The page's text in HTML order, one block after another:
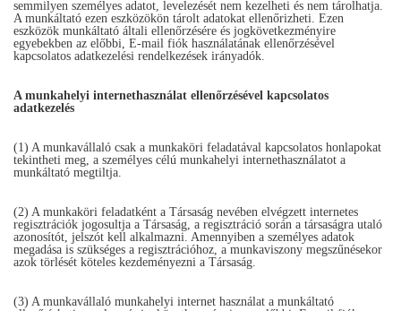
semmilyen személyes adatot, levelezését nem kezelheti és nem tárolhatja.
A munkáltató ezen eszközökön tárolt adatokat ellenőrizheti. Ezen
eszközök munkáltató általi ellenőrzésére és jogkövetkezményire
egyebekben az előbbi, E-mail fiók használatának ellenőrzésével
kapcsolatos adatkezelési rendelkezések irányadók.
A munkahelyi internethasználat ellenőrzésével kapcsolatos
adatkezelés
(1) A munkavállaló csak a munkaköri feladatával kapcsolatos honlapokat
tekintheti meg, a személyes célú munkahelyi internethasználatot a
munkáltató megtiltja.
(2) A munkaköri feladatként a Társaság nevében elvégzett internetes
regisztrációk jogosultja a Társaság, a regisztráció során a társaságra utaló
azonosítót, jelszót kell alkalmazni. Amennyiben a személyes adatok
megadása is szükséges a regisztrációhoz, a munkaviszony megszűnésekor
azok törlését köteles kezdeményezni a Társaság.
(3) A munkavállaló munkahelyi internet használat a munkáltató